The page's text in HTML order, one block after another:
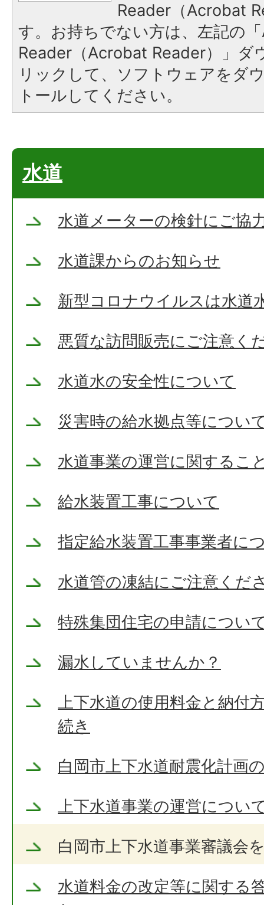
Reader（Acrobat
す。お持ちでない方は、左記の
Reader（Acrobat Reader）」ダ
リックして、ソフトウェアをダ
トールしてください。
水道
水道メーターの検針にご協
水道課からのお知らせ
新型コロナウイルスは水道
悪質な訪問販売にご注意く
水道水の安全性について
災害時の給水拠点等につい
水道事業の運営に関するこ
給水装置工事について
指定給水装置工事事業者に
水道管の凍結にご注意くだ
特殊集団住宅の申請につい
漏水していませんか？
上下水道の使用料金と納付
続き
白岡市上下水道耐震化計画
上下水道事業の運営につい
白岡市上下水道事業審議会
水道料金の改定等に関する